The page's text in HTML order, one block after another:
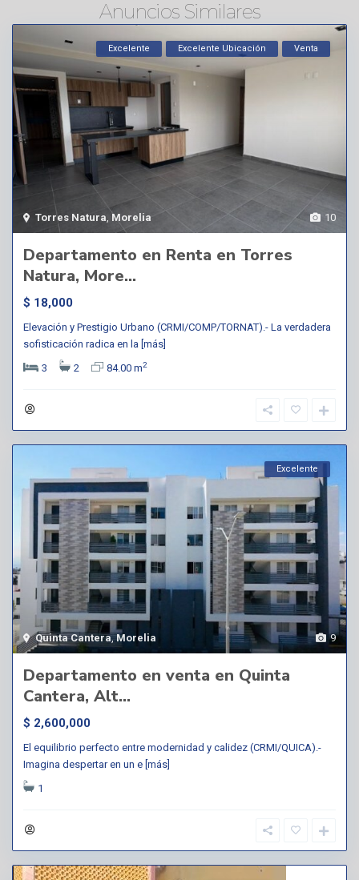
Anuncios Similares
10
Torres Natura Morelia
Excelente Excelente Ubicación Venta
Departamento en Renta en Torres
Natura, More...
$ 18,000
Elevación y Prestigio Urbano (CRMI/COMP/TORNAT).- La verdadera
sofisticación radica en la [más]
3
2 84.00 m2
9
Quinta Cantera,Morelia
Excelente
Departamento en venta en Quinta
Cantera, Alt...
$ 2,600,000
El equilibrio perfecto entre modernidad y calidez (CRMI/QUICA).-
Imagina despertar en un e [más]
1